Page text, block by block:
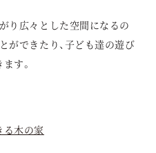
り広々とした空間になるの
ができたり、子ども達の遊び
す。
木の家